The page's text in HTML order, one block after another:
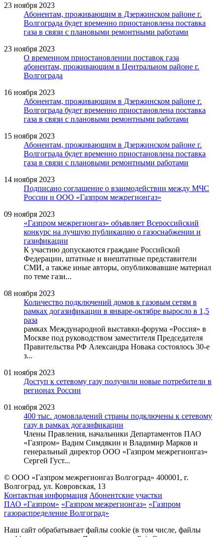
23 ноября 2023
Абонентам, проживающим в Дзержинском районе г.
Волгограда будет временно приостановлена поставка
газа в связи с плановыми ремонтными работами
23 ноября 2023
О временном приостановлении поставок газа
абонентам, проживающим в Центральном районе г.
Волгограда
16 ноября 2023
Абонентам, проживающим в Дзержинском районе г.
Волгограда будет временно приостановлена поставка
газа в связи с плановыми ремонтными работами
15 ноября 2023
Абонентам, проживающим в Дзержинском районе г.
Волгограда будет временно приостановлена поставка
газа в связи с плановыми ремонтными работами
14 ноября 2023
Подписано соглашение о взаимодействии между МЧС
России и ООО «Газпром межрегионгаз»
09 ноября 2023
«Газпром межрегионгаз» объявляет Всероссийский
конкурс на лучшую публикацию о газоснабжении и
газификации
К участию допускаются граждане Российской
Федерации, штатные и внештатные представители
СМИ, а также иные авторы, опубликовавшие материал
по теме гази...
08 ноября 2023
Количество подключений домов к газовым сетям в
рамках догазификации в январе-октябре выросло в 1,5
раза
рамках Международной выставки-форума «Россия» в
Москве под руководством заместителя Председателя
Правительства РФ Александра Новака состоялось 30-е
з...
01 ноября 2023
Доступ к сетевому газу получили новые потребители в
регионах России
01 ноября 2023
400 тыс. домовладений страны подключены к сетевому
газу в рамках догазификации
Члены Правления, начальники Департаментов ПАО
«Газпром» Вадим Симдякин и Владимир Марков и
генеральный директор ООО «Газпром межрегионгаз»
Сергей Густ...
© ООО «Газпром межрегионгаз Волгоград» 400001, г.
Волгоград, ул. Ковровская, 13
Контактная информация Абонентские участки
ПАО «Газпром» «Газпром межрегионгаз» «Газпром
газораспределение Волгоград»
Наш сайт обрабатывает файлы cookie (в том числе, файлы